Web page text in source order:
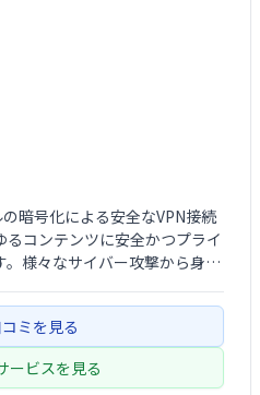
暗号化による安全なVPN接続
コンテンツに安全かつプライ
様々なサイバー攻撃から身を
ミを見る
ービスを見る